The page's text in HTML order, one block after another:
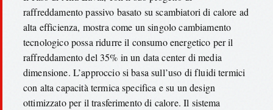
raffreddamento passivo basato su scambiatori di calore ad
alta efficienza, mostra come un singolo cambiamento
tecnologico possa ridurre il consumo energetico per il
raffreddamento del 35% in un data center di media
dimensione. L’approccio si basa sull’uso di fluidi termici
con alta capacità termica specifica e su un design
ottimizzato per il trasferimento di calore. Il sistema